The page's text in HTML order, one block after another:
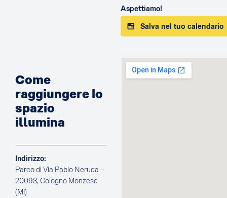
Aspettiamo!
Salva nel tuo calendario
Come
raggiungere lo
spazio
illumina
Indirizzo:
Parco di Via Pablo Neruda –
20093, Cologno Monzese
(MI)